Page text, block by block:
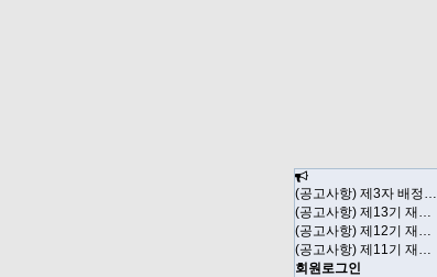
(공고사항) 제3자 배정…
(공고사항) 제13기 재…
(공고사항) 제12기 재…
(공고사항) 제11기 재…
회원로그인